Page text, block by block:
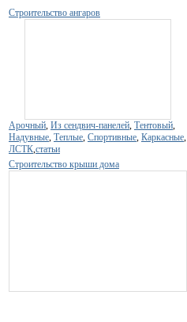
Строительство ангаров
Арочный, Из сендвич-панелей, Тентовый,
Надувные, Теплые, Спортивные, Каркасные,
ЛСТК,статьи
Строительство крыши дома